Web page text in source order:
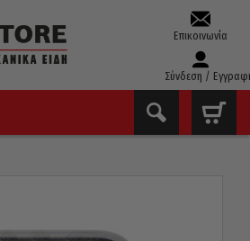
Επικοινωνία
Σύνδεση /